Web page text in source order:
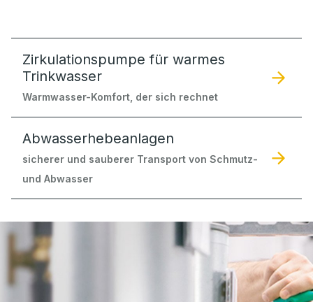
Zirkulationspumpe für warmes
Trinkwasser
Warmwasser-Komfort, der sich rechnet
Abwasserhebeanlagen
sicherer und sauberer Transport von Schmutz-
und Abwasser